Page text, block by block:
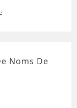
Noms De